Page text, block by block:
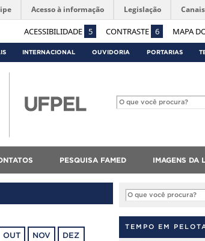
ACESSIBILIDADE 5 CONTRASTE 6 MAPA
Acesso à informação Legislação Canais
INTERNACIONAL OUVIDORIA PORTARIAS
PESQUISA FAMED IMAGENS DA
OUT NOV DEZ
TEMPO EM